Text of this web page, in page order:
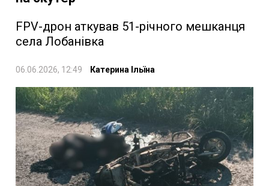
FPV-дрон аткував 51-річного мешканця
села Лобанівка
06.06.2026, 12:49 Катерина Ільїна